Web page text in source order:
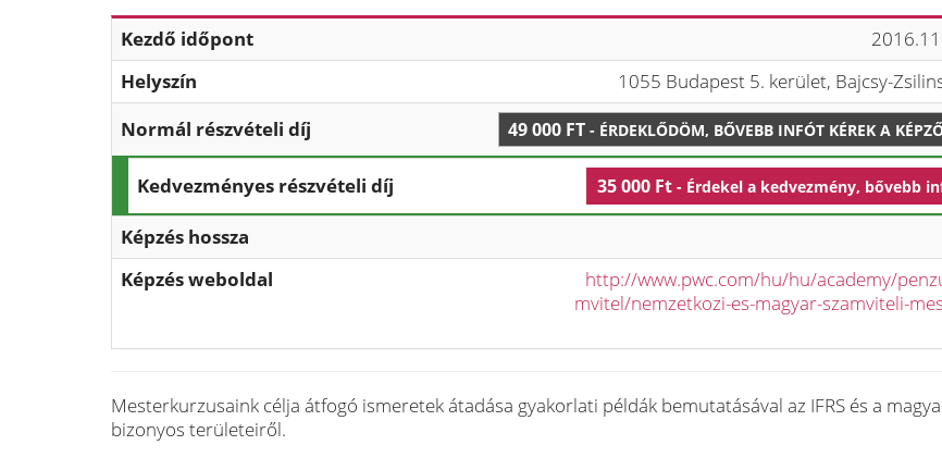
Kezdő időpont
Helyszín
1055 Budapest 5. kerület, Bajcsy-
Normál részvételi díj
49 000 FT- ÉRDEKLŐDÖM, BŐVEBB INFÓT KÉREK A
Kedvezményes részvételi díj 35 000 Ft- Érdekel a kedvezmény, bővebb
Képzés hossza
Képzés weboldal
http://www.pwc.com/hu/hu/academy/
mvitel/nemzetkozi-es-magyar-szamviteli-
Mesterkurzusaink célja átfogó ismeretek átadása gyakorlati példák bemutatásával az IFRS és a
bizonyos területeiről.